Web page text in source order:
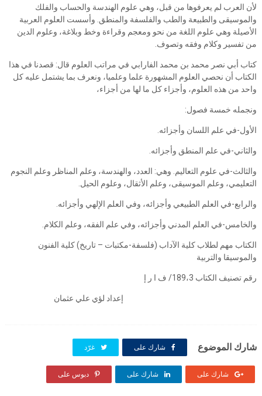
لأن العرب لم يعرفوها من قبل، وهي علوم الهندسة والحساب والفلك
والموسيقى والطبيعة والطب والفلسفة والمنطق. وأسست العلوم العربية
الأصيلة وهي علوم اللغة من نحو ومعجم وقراءة وخط وبلاغة، وعلوم الدين
من تفسير وكلام وفقه وتصوف.
كتاب أبي نصر محمد بن محمد الفارابي في مراتب العلوم قال: قصدنا في هذا
الكتاب أن نحصي العلوم المشهورة علما وعلميا، ونعرف بما يشتمل عليه كل
واحد من هذه العلوم، وأجزاء كل ما لها من أجزاء،
ونجمله خمسة فصول:
الأول-في علم اللسان وأجزائه.
والثاني-في علم المنطق وأجزائه.
والثالث-في علوم التعاليم. وهي: العدد، والهندسة، وعلم المناظر وعلم النجوم
التعليمي، وعلم الموسيقى، وعلم الأثقال، وعلوم الحيل.
والرابع-في العلم الطبيعي وأجزائه، وفي العلم الإلهي وأجزائه.
والخامس-في العلم المدني وأجزائه، وفي علم الفقه، وعلم الكلام.
الكتاب مهم لطلاب كلية الآداب (فلسفة-مكتبات – تاريخ) كلية الفنون
والموسيقا والتربية
رقم تصنيف الكتاب 189،3/ ف ا ر إ
إعداد لؤي علي عثمان
شارك الموضوع شارك على غرّد
شارك على شارك على دبوس على